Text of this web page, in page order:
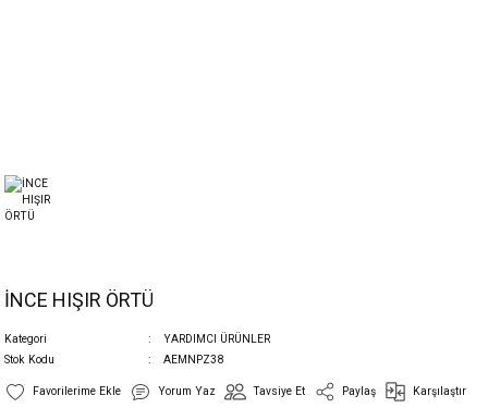
İNCE HIŞIR ÖRTÜ
Kategori
YARDIMCI ÜRÜNLER
Stok Kodu
AEMNPZ38
Yorum Yaz Tavsiye Et Paylaş Karşılaştır